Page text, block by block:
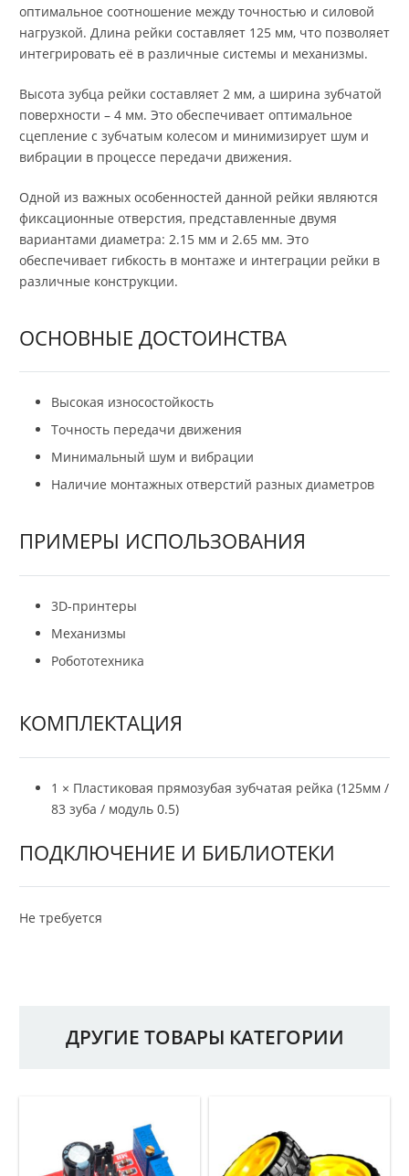
оптимальное соотношение между точностью и силовой
нагрузкой. Длина рейки составляет 125 мм, что позволяет
интегрировать её в различные системы и механизмы.
Высота зубца рейки составляет 2 мм, а ширина зубчатой
поверхности – 4 мм. Это обеспечивает оптимальное
сцепление с зубчатым колесом и минимизирует шум и
вибрации в процессе передачи движения.
Одной из важных особенностей данной рейки являются
фиксационные отверстия, представленные двумя
вариантами диаметра: 2.15 мм и 2.65 мм. Это
обеспечивает гибкость в монтаже и интеграции рейки в
различные конструкции.
ОСНОВНЫЕ ДОСТОИНСТВА
Высокая износостойкость
Точность передачи движения
Минимальный шум и вибрации
Наличие монтажных отверстий разных диаметров
ПРИМЕРЫ ИСПОЛЬЗОВАНИЯ
3D-принтеры
Механизмы
Робототехника
КОМПЛЕКТАЦИЯ
1 × Пластиковая прямозубая зубчатая рейка (125мм /
83 зуба / модуль 0.5)
ПОДКЛЮЧЕНИЕ И БИБЛИОТЕКИ
Не требуется
ДРУГИЕ ТОВАРЫ КАТЕГОРИИ